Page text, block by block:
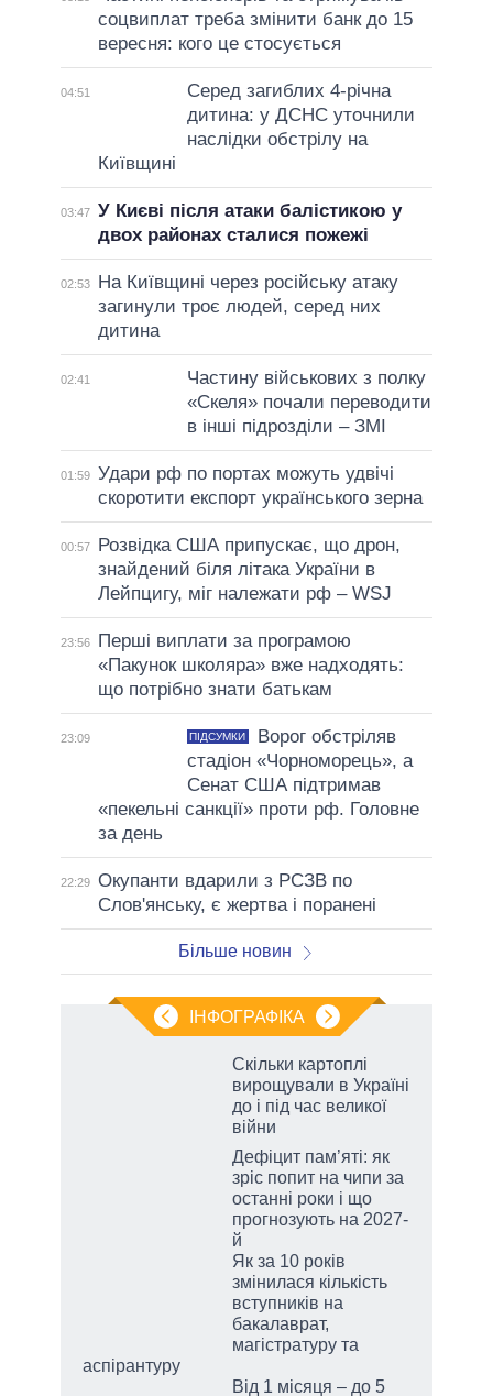
соцвиплат треба змінити банк до 15
вересня: кого це стосується
04:51
Серед загиблих 4-річна
дитина: у ДСНС уточнили
наслідки обстрілу на
Київщині
03:47 У Києві після атаки балістикою у
двох районах сталися пожежі
02:53
На Київщині через російську атаку
загинули троє людей, серед них
дитина
02:41
Частину військових з полку
«Скеля» почали переводити
в інші підрозділи – ЗМІ
01:59 Удари рф по портах можуть удвічі
скоротити експорт українського зерна
00:57
Розвідка США припускає, що дрон,
знайдений біля літака України в
Лейпцигу, міг належати рф – WSJ
23:56
Перші виплати за програмою
«Пакунок школяра» вже надходять:
що потрібно знати батькам
23:09 ПІДСУМКИ
Ворог обстріляв
стадіон «Чорноморець», а
Сенат США підтримав
«пекельні санкції» проти рф. Головне
за день
22:29 Окупанти вдарили з РСЗВ по
Слов'янську, є жертва і поранені
Більше новин
ІНФОГРАФІКА
Скільки картоплі
вирощували в Україні
до і під час великої
війни
Дефіцит пам’яті: як
зріс попит на чипи за
останні роки і що
прогнозують на 2027-
й
Як за 10 років
змінилася кількість
вступників на
бакалаврат,
магістратуру та
аспірантуру
Від 1 місяця – до 5